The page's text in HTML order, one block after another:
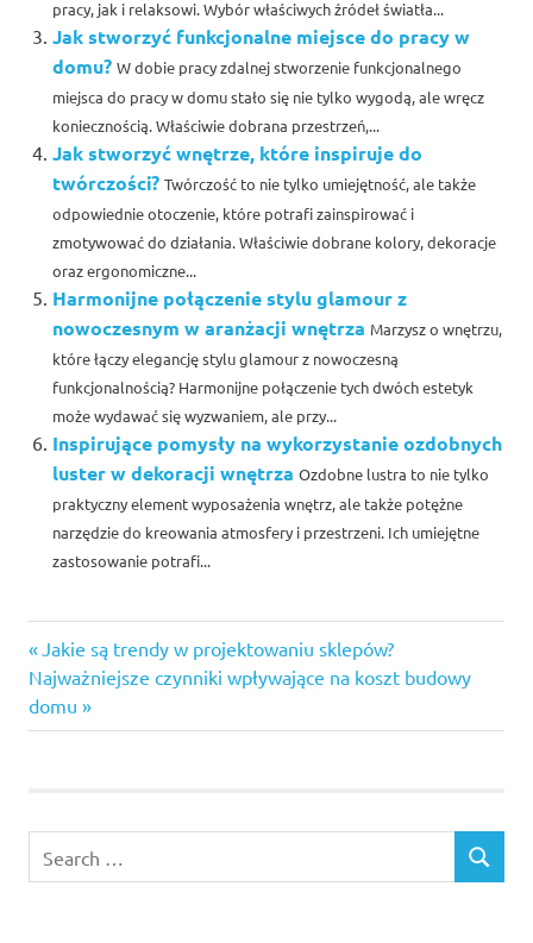
pracy, jak i relaksowi. Wybór właściwych źródeł światła...
Jak stworzyć funkcjonalne miejsce do pracy w
domu? W dobie pracy zdalnej stworzenie funkcjonalnego
miejsca do pracy w domu stało się nie tylko wygodą, ale wręcz
koniecznością. Właściwie dobrana przestrzeń,...
Jak stworzyć wnętrze, które inspiruje do
twórczości? Twórczość to nie tylko umiejętność, ale także
odpowiednie otoczenie, które potrafi zainspirować i
zmotywować do działania. Właściwie dobrane kolory, dekoracje
oraz ergonomiczne...
Harmonijne połączenie stylu glamour z
nowoczesnym w aranżacji wnętrza Marzysz o wnętrzu,
które łączy elegancję stylu glamour z nowoczesną
funkcjonalnością? Harmonijne połączenie tych dwóch estetyk
może wydawać się wyzwaniem, ale przy...
Inspirujące pomysły na wykorzystanie ozdobnych
luster w dekoracji wnętrza Ozdobne lustra to nie tylko
praktyczny element wyposażenia wnętrz, ale także potężne
narzędzie do kreowania atmosfery i przestrzeni. Ich umiejętne
zastosowanie potrafi...
Nawigacja
wpisu
Previous
Post:
Jakie są trendy w projektowaniu sklepów?
Next
Post:
Najważniejsze czynniki wpływające na koszt budowy
domu
for:
SEARCH